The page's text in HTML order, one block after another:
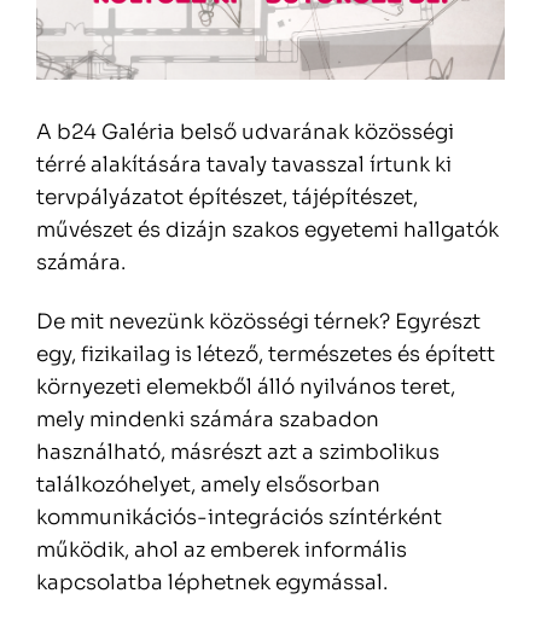
A b24 Galéria belső udvarának közösségi
térré alakítására tavaly tavasszal írtunk ki
tervpályázatot építészet, tájépítészet,
művészet és dizájn szakos egyetemi hallgatók
számára.
De mit nevezünk közösségi térnek? Egyrészt
egy, fizikailag is létező, természetes és épített
környezeti elemekből álló nyilvános teret,
mely mindenki számára szabadon
használható, másrészt azt a szimbolikus
találkozóhelyet, amely elsősorban
kommunikációs-integrációs színtérként
működik, ahol az emberek informális
kapcsolatba léphetnek egymással.